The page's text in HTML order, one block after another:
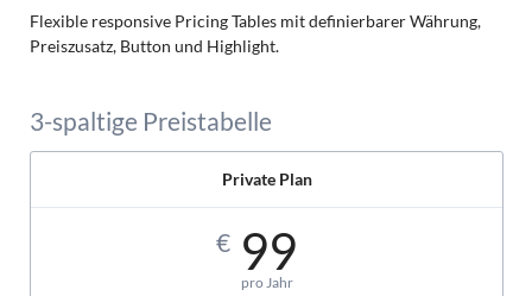
Flexible responsive Pricing Tables mit definierbarer Währung,
Preiszusatz, Button und Highlight.
3-spaltige Preistabelle
Private Plan
€99
pro Jahr